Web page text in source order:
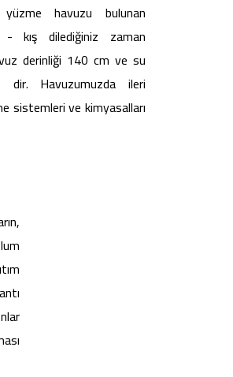
havuzu bulunan
kış dilediğiniz zaman
derinliği 140 cm ve su
dir. Havuzumuzda ileri
sistemleri ve kimyasalları